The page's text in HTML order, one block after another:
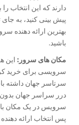
پیش بینی کنید، به جای
باشید.
مکان های سرور: این
سرتاسر جهان داشته
درر سراسر جهان بدون
سرویس در یک مکان
پس انتخاب ارائه